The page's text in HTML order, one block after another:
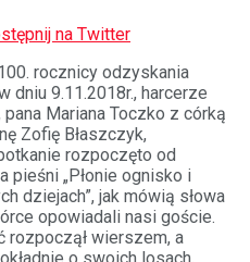
na Twitter
rocznicy odzyskania
dniu 9.11.2018r., harcerze
Mariana Toczko z córką
Zofię Błaszczyk,
rozpoczęto od
pieśni „Płonie ognisko i
dziejach”, jak mówią słowa
opowiadali nasi goście.
rozpoczął wierszem, a